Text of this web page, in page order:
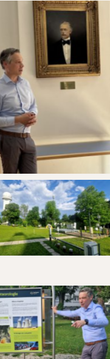
No Caption
No Caption
No Caption